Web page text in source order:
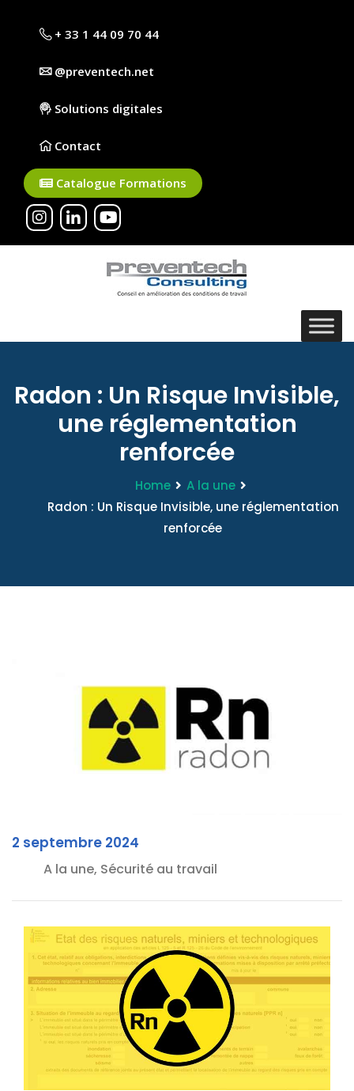
+ 33 1 44 09 70 44
@preventech.net
Solutions digitales
Contact
Catalogue Formations
Radon : Un Risque Invisible,
une réglementation
renforcée
Home
A la une
Radon : Un Risque Invisible, une réglementation
renforcée
2 septembre 2024
A la une, Sécurité au travail